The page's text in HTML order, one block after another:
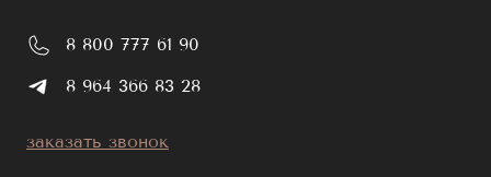
8 800 777 61 90
8 964 366 83 28
заказать звонок